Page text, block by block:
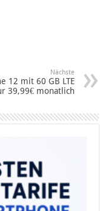
Nächste
12 mit 60 GB LTE
39,99€ monatlich